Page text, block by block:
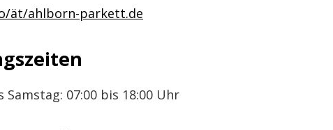
ät/ahlborn-parkett.de
Samstag: 07:00 bis 18:00 Uhr